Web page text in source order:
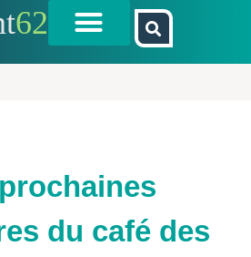
62
du café des